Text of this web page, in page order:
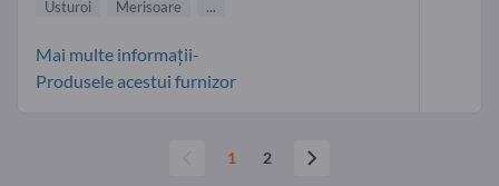
Usturoi
Merisoare ...
Mai multe informații-
Produsele acestui furnizor
1 2